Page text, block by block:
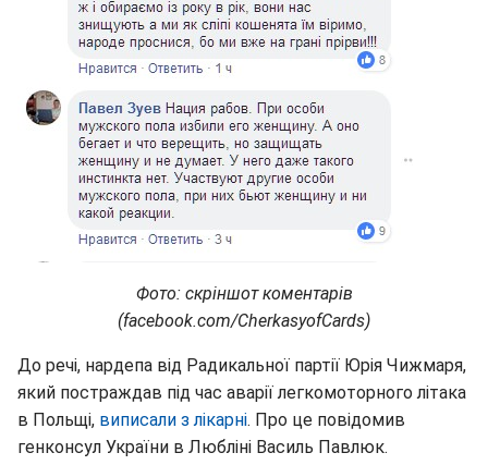
Фото: скріншот коментарів
(facebook.com/CherkasyofCards)
До речі, нардепа від Радикальної партії Юрія Чижмаря,
який постраждав під час аварії легкомоторного літака
в Польщі, виписали з лікарні. Про це повідомив
генконсул України в Любліні Василь Павлюк.